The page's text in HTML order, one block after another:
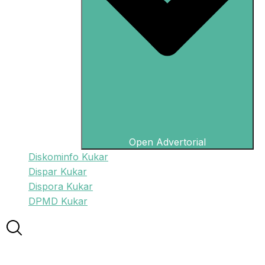
Open Advertorial
Diskominfo Kukar
Dispar Kukar
Dispora Kukar
DPMD Kukar